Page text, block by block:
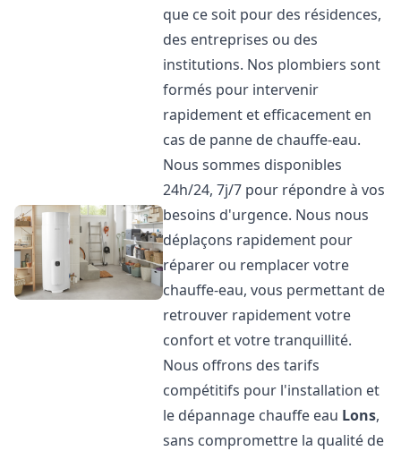
que ce soit pour des résidences,
des entreprises ou des
institutions. Nos plombiers sont
formés pour intervenir
rapidement et efficacement en
cas de panne de chauffe-eau.
Nous sommes disponibles
24h/24, 7j/7 pour répondre à vos
besoins d'urgence. Nous nous
déplaçons rapidement pour
réparer ou remplacer votre
chauffe-eau, vous permettant de
retrouver rapidement votre
confort et votre tranquillité.
Nous offrons des tarifs
compétitifs pour l'installation et
le dépannage chauffe eau Lons,
sans compromettre la qualité de